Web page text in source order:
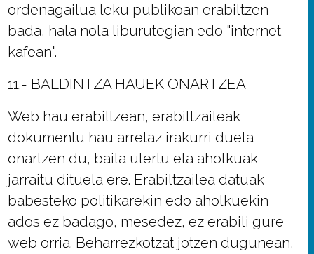
ordenagailua leku publikoan erabiltzen
bada, hala nola liburutegian edo "internet
kafean".
11.- BALDINTZA HAUEK ONARTZEA
Web hau erabiltzean, erabiltzaileak
dokumentu hau arretaz irakurri duela
onartzen du, baita ulertu eta aholkuak
jarraitu dituela ere. Erabiltzailea datuak
babesteko politikarekin edo aholkuekin
ados ez badago, mesedez, ez erabili gure
web orria. Beharrezkotzat jotzen dugunean,